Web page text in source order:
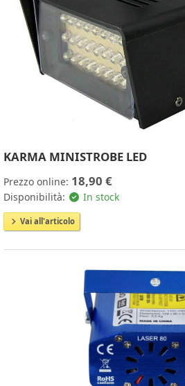
KARMA MINISTROBE LED
Prezzo online: 18,90 €
Disponibilità: In stock
Vai all'articolo